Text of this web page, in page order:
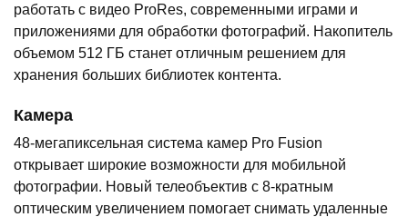
работать с видео ProRes, современными играми и
приложениями для обработки фотографий. Накопитель
объемом 512 ГБ станет отличным решением для
хранения больших библиотек контента.
Камера
48-мегапиксельная система камер Pro Fusion
открывает широкие возможности для мобильной
фотографии. Новый телеобъектив с 8-кратным
оптическим увеличением помогает снимать удаленные